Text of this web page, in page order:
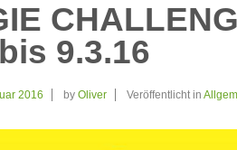
9.3.16
2016 by Oliver Veröffentlicht in